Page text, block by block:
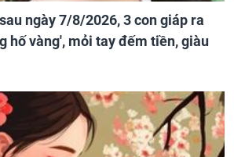
ngày 7/8/2026, 3 con giáp ra
hố vàng', mỏi tay đếm tiền, giàu